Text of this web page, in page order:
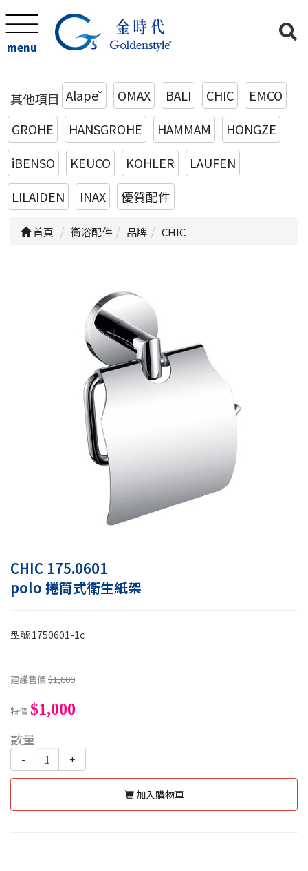
menu
其他項目 Alape˘ OMAX BALI CHIC
EMCO
GROHE
HANSGROHE HAMMAM
HONGZE
iBENSO
KEUCO KOHLER
LAUFEN
LILAIDEN
INAX 優質配件
首頁 衛浴配件 品牌 CHIC
CHIC 175.0601
polo 捲筒式衛生紙架
型號1750601-1c
建議售價$1,600
特價$1,000
數量
- +
加入購物車